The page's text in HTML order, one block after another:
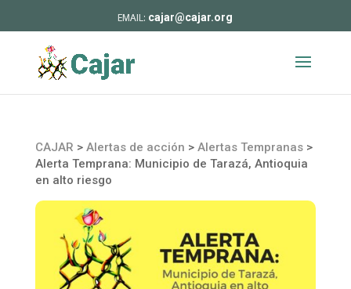
cajar@cajar.org
CAJAR > Alertas de acción > Alertas Tempranas>
Alerta Temprana: Municipio de Tarazá, Antioquia
en alto riesgo